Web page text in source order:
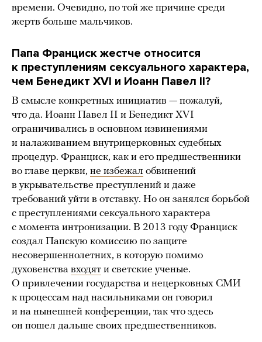
времени. Очевидно, по той же причине среди
жертв больше мальчиков.
Папа Франциск жестче относится
к преступлениям сексуального характера,
чем Бенедикт XVI и Иоанн Павел II?
В смысле конкретных инициатив — пожалуй,
что да. Иоанн Павел II и Бенедикт XVI
ограничивались в основном извинениями
и налаживанием внутрицерковных судебных
процедур. Франциск, как и его предшественники
во главе церкви, не избежал обвинений
в укрывательстве преступлений и даже
требований уйти в отставку. Но он занялся борьбой
с преступлениями сексуального характера
с момента интронизации. В 2013 году Франциск
создал Папскую комиссию по защите
несовершеннолетних, в которую помимо
духовенства входят и светские ученые.
О привлечении государства и нецерковных СМИ
к процессам над насильниками он говорил
и на нынешней конференции, так что здесь
он пошел дальше своих предшественников.